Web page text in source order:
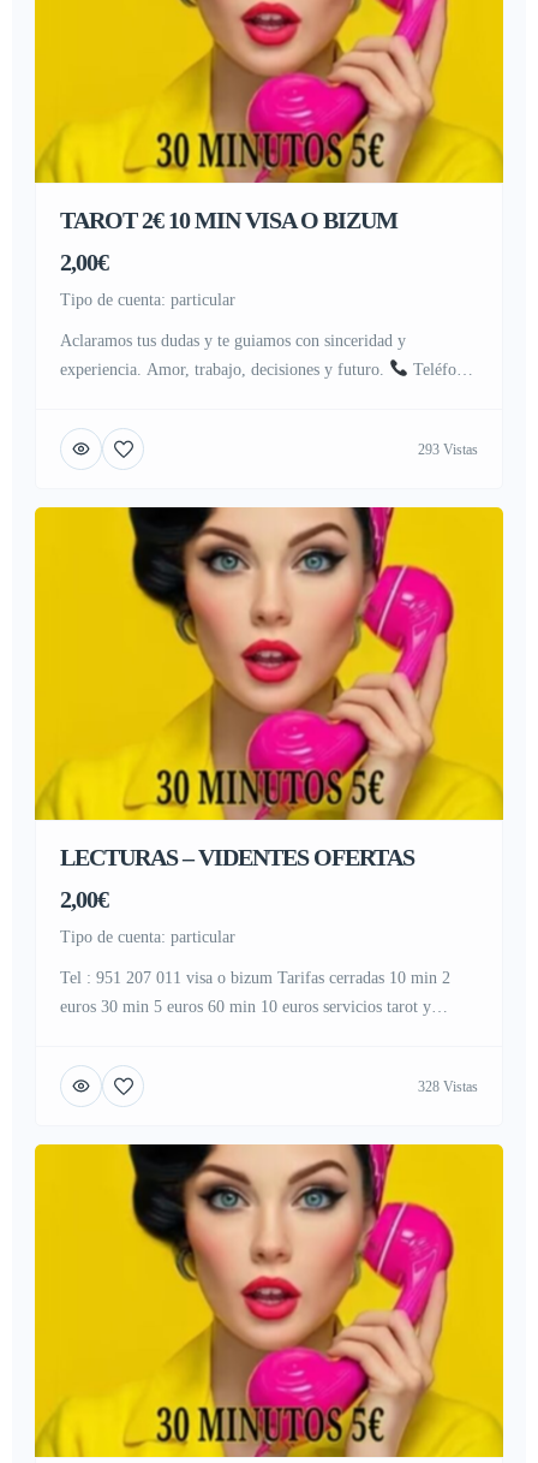
TAROT 2€ 10 MIN VISA O BIZUM
2,00€
tipo de cuenta: particular
Aclaramos tus dudas y te guiamos con sinceridad y
experiencia. Amor, trabajo, decisiones y futuro.
Teléfono:
económicas: 10 minutos · 2 € 30 minutos · 5 € 60 minutos ·
10 € Tarot certero · Videntes profesionales Médium ·293 Vistas
LECTURAS – VIDENTES OFERTAS
2,00€
tipo de cuenta: particular
Tel : 951 207 011 visa o bizum Tarifas cerradas 10 min 2
euros 30 min 5 euros 60 min 10 euros servicios tarot y
barato/ tarot certero/ videntes económicos/tarot/videntes/tarot
particulares/Médium/Astrología/tarotistas/ tarot pago
videntes / Comunidad de Madrid, Principado de Asturias,
328 Vistas